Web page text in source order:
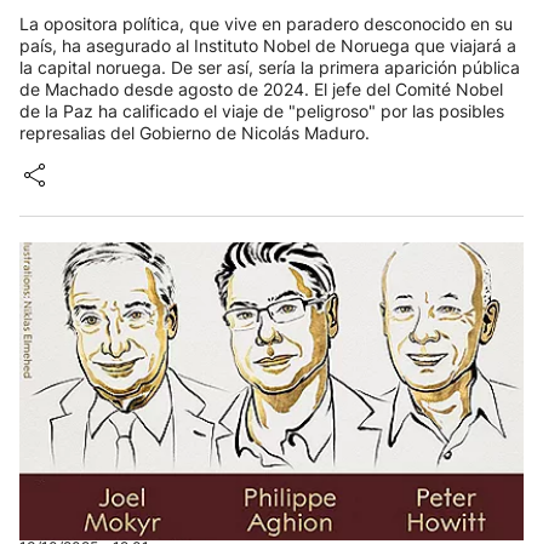
La opositora política, que vive en paradero desconocido en su
país, ha asegurado al Instituto Nobel de Noruega que viajará a
la capital noruega. De ser así, sería la primera aparición pública
de Machado desde agosto de 2024. El jefe del Comité Nobel
de la Paz ha calificado el viaje de "peligroso" por las posibles
represalias del Gobierno de Nicolás Maduro.